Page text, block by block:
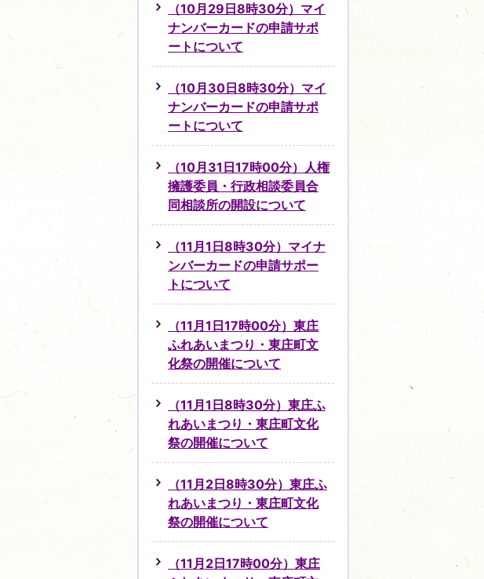
（10月29日8時30分）マイ
ナンバーカードの申請サポ
ートについて
（10月30日8時30分）マイ
ナンバーカードの申請サポ
ートについて
（10月31日17時00分）人権
擁護委員・行政相談委員合
同相談所の開設について
（11月1日8時30分）マイナ
ンバーカードの申請サポー
トについて
（11月1日17時00分）東庄
ふれあいまつり・東庄町文
化祭の開催について
（11月1日8時30分）東庄ふ
れあいまつり・東庄町文化
祭の開催について
（11月2日8時30分）東庄ふ
れあいまつり・東庄町文化
祭の開催について
（11月2日17時00分）東庄